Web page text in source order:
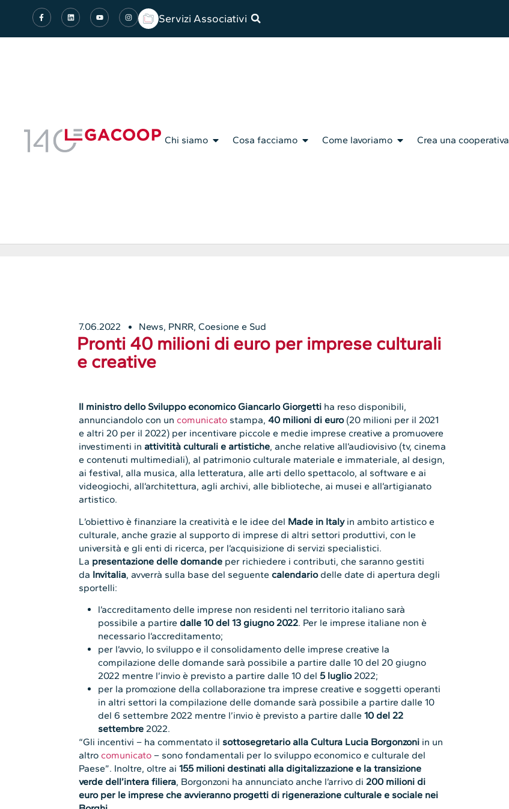
Servizi Associativi
Chi siamo Cosa facciamo Come lavoriamo Crea una cooperativa
7.06.2022 News, PNRR, Coesione e Sud
Pronti 40 milioni di euro per imprese culturali
e creative
Il ministro dello Sviluppo economico Giancarlo Giorgetti ha reso disponibili,
annunciandolo con uncomunicato stampa,40 milioni di euro(20 milioni per il 2021
e altri 20 per il 2022) per incentivare piccole e medie imprese creative a promuovere
investimenti inattivitità culturali e artistiche, anche relative all’audiovisivo (tv, cinema
e contenuti multimediali), al patrimonio culturale materiale e immateriale, al design,
ai festival, alla musica, alla letteratura, alle arti dello spettacolo, al software e ai
videogiochi, all’architettura, agli archivi, alle biblioteche, ai musei e all’artigianato
artistico.
L’obiettivo è finanziare la creatività e le idee del Made in Italyin ambito artistico e
culturale, anche grazie al supporto di imprese di altri settori produttivi, con le
università e gli enti di ricerca, per l’acquisizione di servizi specialistici.
La presentazione delle domande per richiedere i contributi, che saranno gestiti
da Invitalia, avverrà sulla base del seguentecalendariodelle date di apertura degli
sportelli:
l’accreditamento delle imprese non residenti nel territorio italiano sarà
possibile a partiredalle 10 del 13 giugno 2022. Per le imprese italiane non è
necessario l’accreditamento;
per l’avvio, lo sviluppo e il consolidamento delle imprese creative la
compilazione delle domande sarà possibile a partire dalle 10 del 20 giugno
2022 mentre l’invio è previsto a partire dalle 10 del 5 luglio2022;
per la promozione della collaborazione tra imprese creative e soggetti operanti
in altri settori la compilazione delle domande sarà possibile a partire dalle 10
del 6 settembre 2022 mentre l’invio è previsto a partire dalle10 del 22
settembre 2022.
“Gli incentivi – ha commentato il sottosegretario alla Cultura Lucia Borgonzoni in un
altrocomunicato – sono fondamentali per lo sviluppo economico e culturale del
Paese”. Inoltre, oltre ai155 milioni destinati alla digitalizzazione e la transizione
verde dell’intera filiera, Borgonzoni ha annunciato anche l’arrivo di200 milioni di
euro per le imprese che avvieranno progetti di rigenerazione culturale e sociale nei